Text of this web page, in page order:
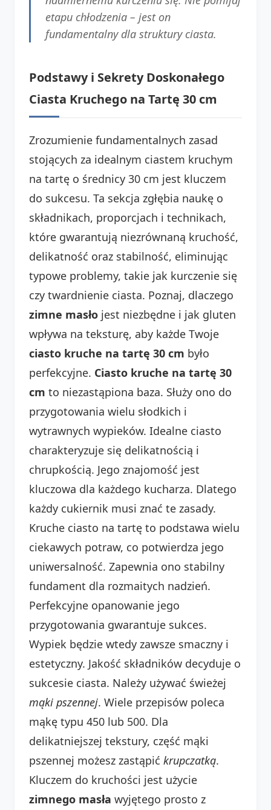
etapu chłodzenia – jest on
fundamentalny dla struktury ciasta.
Podstawy i Sekrety Doskonałego
Ciasta Kruchego na Tartę 30 cm
Zrozumienie fundamentalnych zasad
stojących za idealnym ciastem kruchym
na tartę o średnicy 30 cm jest kluczem
do sukcesu. Ta sekcja zgłębia naukę o
składnikach, proporcjach i technikach,
które gwarantują niezrównaną kruchość,
delikatność oraz stabilność, eliminując
typowe problemy, takie jak kurczenie się
czy twardnienie ciasta. Poznaj, dlaczego
zimne masło jest niezbędne i jak gluten
wpływa na teksturę, aby każde Twoje
ciasto kruche na tartę 30 cm było
perfekcyjne. Ciasto kruche na tartę 30
cm to niezastąpiona baza. Służy ono do
przygotowania wielu słodkich i
wytrawnych wypieków. Idealne ciasto
charakteryzuje się delikatnością i
chrupkością. Jego znajomość jest
kluczowa dla każdego kucharza. Dlatego
każdy cukiernik musi znać te zasady.
Kruche ciasto na tartę to podstawa wielu
ciekawych potraw, co potwierdza jego
uniwersalność. Zapewnia ono stabilny
fundament dla rozmaitych nadzień.
Perfekcyjne opanowanie jego
przygotowania gwarantuje sukces.
Wypiek będzie wtedy zawsze smaczny i
estetyczny. Jakość składników decyduje o
sukcesie ciasta. Należy używać świeżej
mąki pszennej. Wiele przepisów poleca
mąkę typu 450 lub 500. Dla
delikatniejszej tekstury, część mąki
pszennej możesz zastąpić krupczatką.
Kluczem do kruchości jest użycie
zimnego masła wyjętego prosto z